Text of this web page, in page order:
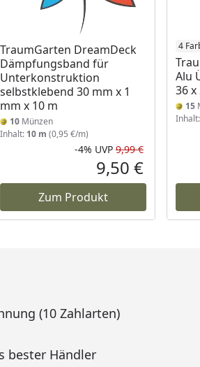
Preis
TraumGarten DreamDeck
Dämpfungsband für
Unterkonstruktion
selbstklebend 30 mm x 1
mm x 10 m
10 Münzen
Inhalt: 10 m (0,95 €/m)
Rabatt in
-4% UVP 9,99 €
Aktueller
9,50 €
Zum Produkt
4
Alu
36
15
(10 Zahlarten)
bester Händler